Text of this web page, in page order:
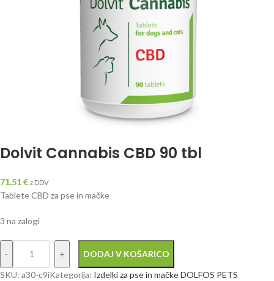
Dolvit Cannabis CBD 90 tbl
71,51€ z DDV
Tablete CBD za pse in mačke
3 na zalogi
DODAJ V KOŠARICO
SKU: a30-c9iKategorija: Izdelki za pse in mačke DOLFOS PETS